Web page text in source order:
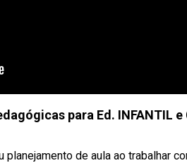
para Ed. INFANTIL
de aula ao trabalhar